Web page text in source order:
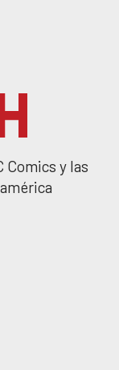
Comics y las